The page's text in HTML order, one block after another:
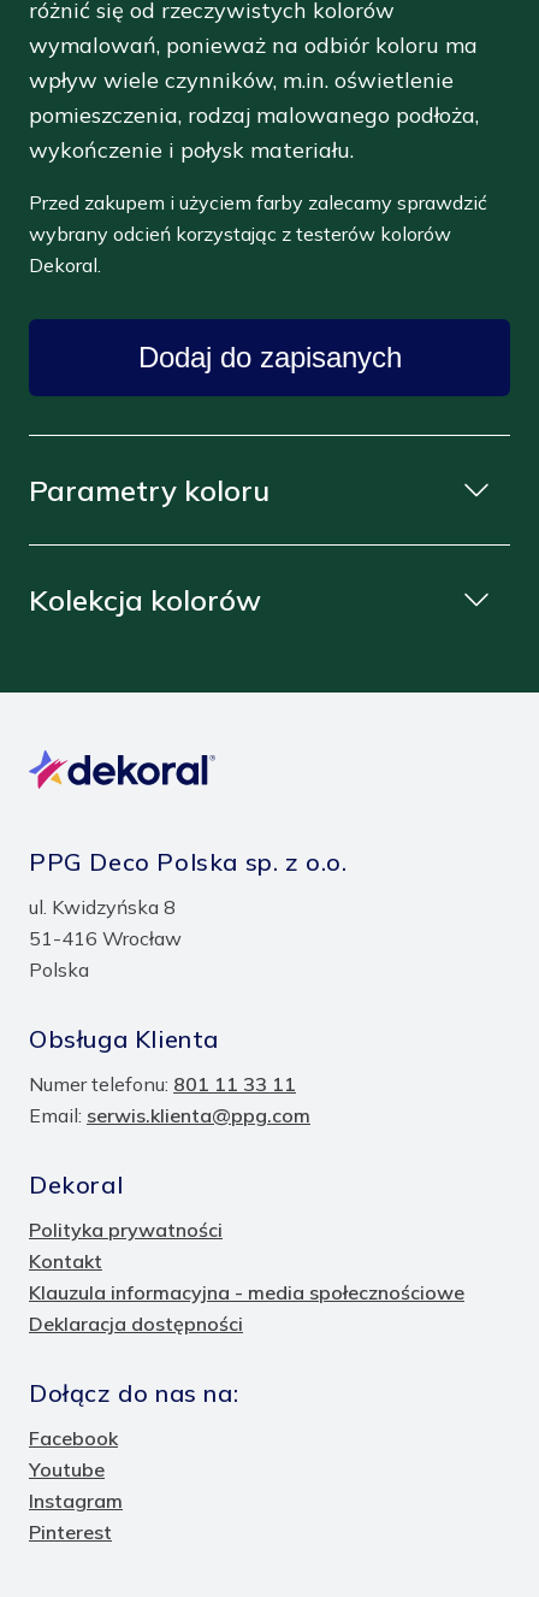
różnić się od rzeczywistych kolorów
wymalowań, ponieważ na odbiór koloru ma
wpływ wiele czynników, m.in. oświetlenie
pomieszczenia, rodzaj malowanego podłoża,
wykończenie i połysk materiału.
Przed zakupem i użyciem farby zalecamy sprawdzić
wybrany odcień korzystając z testerów kolorów
Dekoral.
Dodaj do zapisanych
Parametry koloru
Kolekcja kolorów
PPG Deco Polska sp. z o.o.
ul. Kwidzyńska 8
51-416 Wrocław
Polska
Obsługa Klienta
Numer telefonu: 801 11 33 11
Email: serwis.klienta@ppg.com
Dekoral
Polityka prywatności
Kontakt
Klauzula informacyjna - media społecznościowe
Deklaracja dostępności
Dołącz do nas na:
Facebook
Youtube
Instagram
Pinterest